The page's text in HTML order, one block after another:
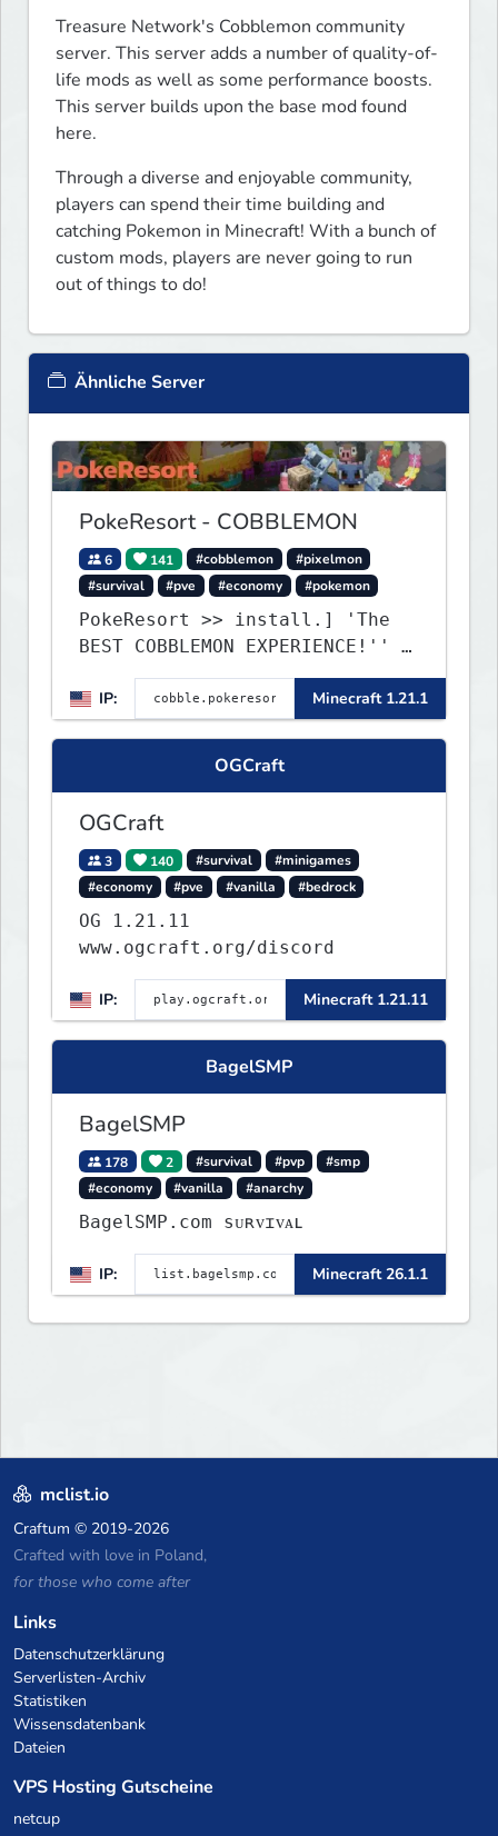
Treasure Network's Cobblemon community
server. This server adds a number of quality-of-
life mods as well as some performance boosts.
This server builds upon the base mod found
here.
Through a diverse and enjoyable community,
players can spend their time building and
catching Pokemon in Minecraft! With a bunch of
custom mods, players are never going to run
out of things to do!
Ähnliche Server
PokeResort - COBBLEMON
6 141 #cobblemon
#pixelmon
#survival
#pve #economy #pokemon
PokeResort >> install.] 'The
BEST COBBLEMON EXPERIENCE!'' -
TripAdvisor[❤
IP:
Minecraft 1.21.1
OGCraft
OGCraft
3 140 #survival
#minigames
#economy
#pve #vanilla #bedrock
OG 1.21.11
www.ogcraft.org/discord
IP: Minecraft 1.21.11
BagelSMP
BagelSMP
178 2 #survival #pvp
#smp
#economy
#vanilla #anarchy
BagelSMP.com ѕᴜʀᴠɪᴠᴀʟ
IP: Minecraft 26.1.1
mclist.io
Craftum © 2019-2026
Crafted with love in Poland,
for those who come after
Links
Datenschutzerklärung
Serverlisten-Archiv
Statistiken
Wissensdatenbank
Dateien
VPS Hosting Gutscheine
netcup